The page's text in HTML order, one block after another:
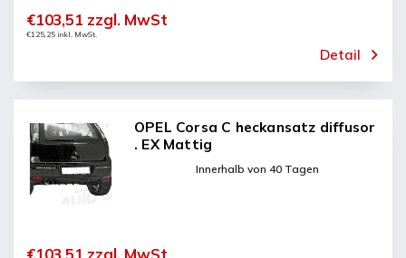
€125,25 inkl. MwSt.
€103,51 zzgl. MwSt
Detail
OPEL Corsa C heckansatz diffusor
. EX Mattig
Innerhalb von 40 Tagen
€103,51 zzgl. MwSt